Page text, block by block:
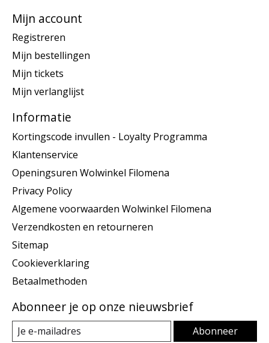
Mijn account
Registreren
Mijn bestellingen
Mijn tickets
Mijn verlanglijst
Informatie
Kortingscode invullen - Loyalty Programma
Klantenservice
Openingsuren Wolwinkel Filomena
Privacy Policy
Algemene voorwaarden Wolwinkel Filomena
Verzendkosten en retourneren
Sitemap
Cookieverklaring
Betaalmethoden
Abonneer je op onze nieuwsbrief
Abonneer